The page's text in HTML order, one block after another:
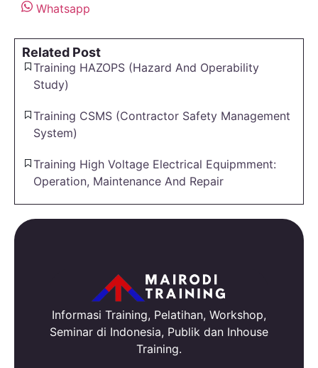
Whatsapp
Related Post
Training HAZOPS (Hazard And Operability
Study)
Training CSMS (Contractor Safety Management
System)
Training High Voltage Electrical Equipmment:
Operation, Maintenance And Repair
Informasi Training, Pelatihan, Workshop,
Seminar di Indonesia, Publik dan Inhouse
Training.